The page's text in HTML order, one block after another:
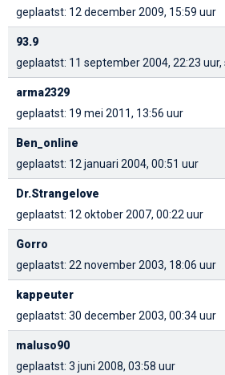
geplaatst: 12 december 2009, 15:59 uur
93.9
geplaatst: 11 september 2004, 22:23 uur,
arma2329
geplaatst: 19 mei 2011, 13:56 uur
Ben_online
geplaatst: 12 januari 2004, 00:51 uur
Dr.Strangelove
geplaatst: 12 oktober 2007, 00:22 uur
Gorro
geplaatst: 22 november 2003, 18:06 uur
kappeuter
geplaatst: 30 december 2003, 00:34 uur
maluso90
geplaatst: 3 juni 2008, 03:58 uur